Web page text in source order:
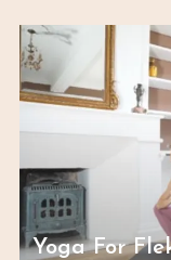
Yoga For